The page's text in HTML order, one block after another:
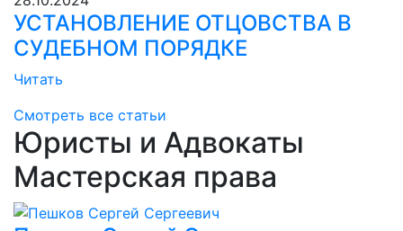
УСТАНОВЛЕНИЕ ОТЦОВСТВА В
СУДЕБНОМ ПОРЯДКЕ
Читать
Смотреть все статьи
Юристы и Адвокаты
Мастерская права